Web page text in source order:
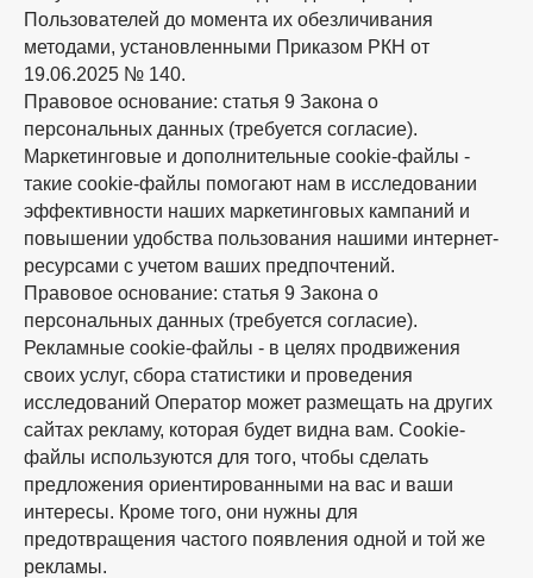
Пользователей до момента их обезличивания
методами, установленными Приказом РКН от
19.06.2025 № 140.
Правовое основание: статья 9 Закона о
персональных данных (требуется согласие).
Маркетинговые и дополнительные cookie-файлы -
такие cookie-файлы помогают нам в исследовании
эффективности наших маркетинговых кампаний и
повышении удобства пользования нашими интернет-
ресурсами с учетом ваших предпочтений.
Правовое основание: статья 9 Закона о
персональных данных (требуется согласие).
Рекламные cookie-файлы - в целях продвижения
своих услуг, сбора статистики и проведения
исследований Оператор может размещать на других
сайтах рекламу, которая будет видна вам. Cookie-
файлы используются для того, чтобы сделать
предложения ориентированными на вас и ваши
интересы. Кроме того, они нужны для
предотвращения частого появления одной и той же
рекламы.